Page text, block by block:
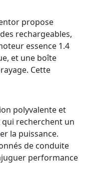
propose
rechargeables,
essence 1.4
et une boîte
Cette
polyvalente et
qui recherchent un
la puissance.
de conduite
performance